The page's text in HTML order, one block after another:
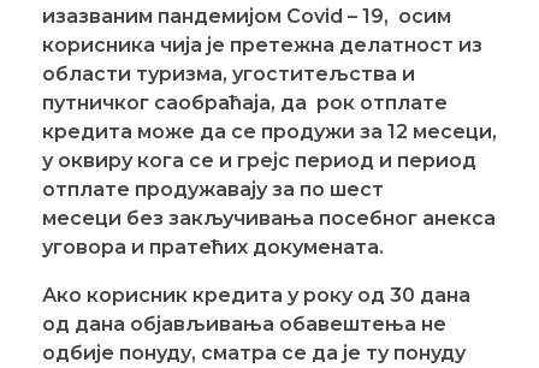
изазваним пандемијом Covid – 19, осим
корисника чија је претежна делатност из
области туризма, угоститељства и
путничког саобраћаја, да рок отплате
кредита може да се продужи за 12 месеци,
у оквиру кога се и грејс период и период
отплате продужавају за по шест
месеци без закључивања посебног анекса
уговора и пратећих докумената.
Ако корисник кредита у року од 30 дана
од дана објављивања обавештења не
одбије понуду, сматра се да је ту понуду